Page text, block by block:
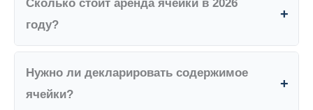
Сколько стоит аренда ячейки в 2026
году?
Нужно ли декларировать содержимое
ячейки?